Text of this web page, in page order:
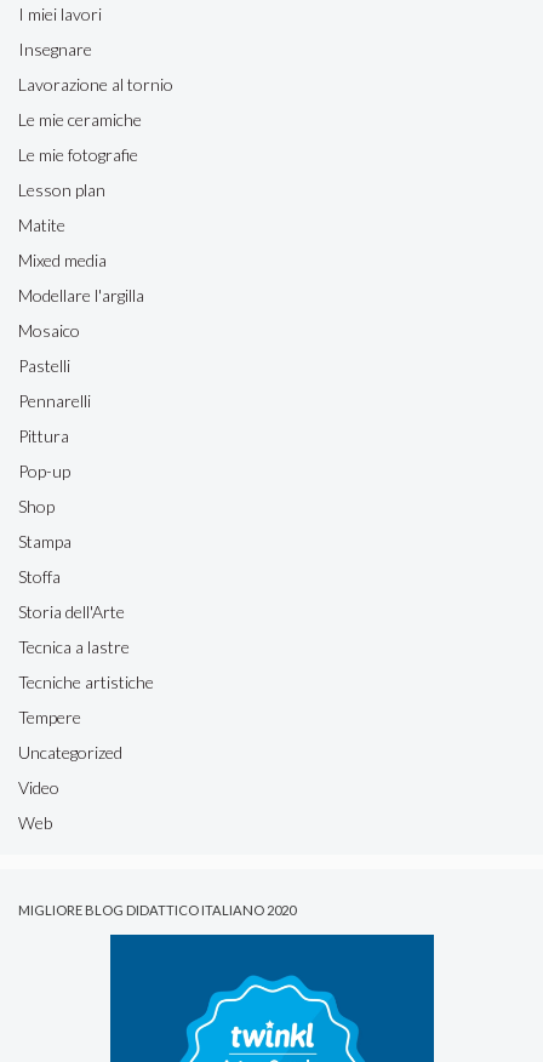
I miei lavori
Insegnare
Lavorazione al tornio
Le mie ceramiche
Le mie fotografie
Lesson plan
Matite
Mixed media
Modellare l'argilla
Mosaico
Pastelli
Pennarelli
Pittura
Pop-up
Shop
Stampa
Stoffa
Storia dell'Arte
Tecnica a lastre
Tecniche artistiche
Tempere
Uncategorized
Video
Web
MIGLIORE BLOG DIDATTICO ITALIANO 2020